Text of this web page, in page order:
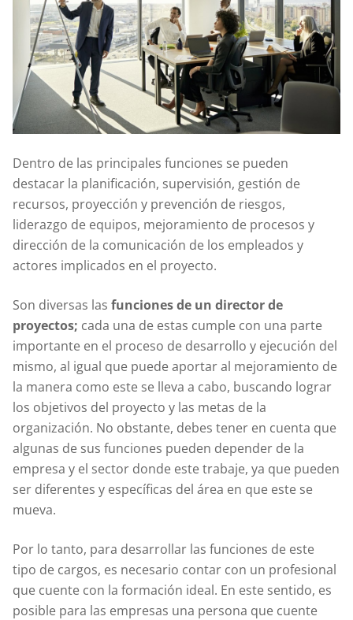
Dentro de las principales funciones se pueden
destacar la planificación, supervisión, gestión de
recursos, proyección y prevención de riesgos,
liderazgo de equipos, mejoramiento de procesos y
dirección de la comunicación de los empleados y
actores implicados en el proyecto.
Son diversas las funciones de un director de
proyectos; cada una de estas cumple con una parte
importante en el proceso de desarrollo y ejecución del
mismo, al igual que puede aportar al mejoramiento de
la manera como este se lleva a cabo, buscando lograr
los objetivos del proyecto y las metas de la
organización. No obstante, debes tener en cuenta que
algunas de sus funciones pueden depender de la
empresa y el sector donde este trabaje, ya que pueden
ser diferentes y específicas del área en que este se
mueva.
Por lo tanto, para desarrollar las funciones de este
tipo de cargos, es necesario contar con un profesional
que cuente con la formación ideal. En este sentido, es
posible para las empresas una persona que cuente